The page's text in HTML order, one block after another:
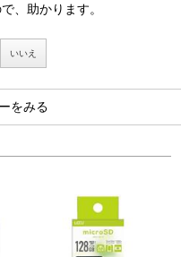
、助かります。
いいえ
をみる